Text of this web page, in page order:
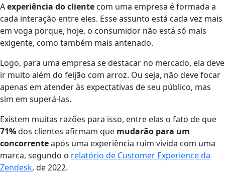
Aexperiência do cliente com uma empresa é formada a
cada interação entre eles. Esse assunto está cada vez mais
em voga porque, hoje, o consumidor não está só mais
exigente, como também mais antenado.
Logo, para uma empresa se destacar no mercado, ela deve
ir muito além do feijão com arroz. Ou seja, não deve focar
apenas em atender às expectativas de seu público, mas
sim em superá-las.
Existem muitas razões para isso, entre elas o fato de que
71%dos clientes afirmam que mudarão para um
concorrenteapós uma experiência ruim vivida com uma
marca, segundo o relatório de Customer Experience da
Zendesk, de 2022.